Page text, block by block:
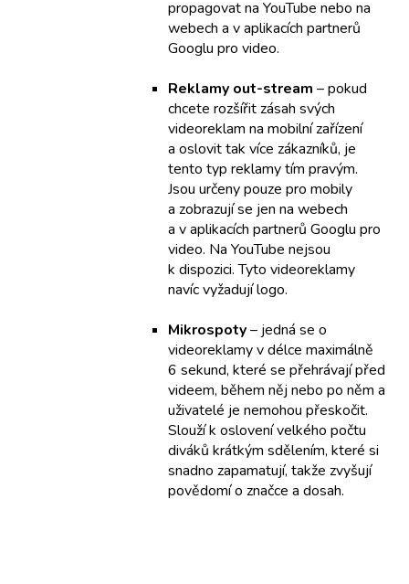
propagovat na YouTube nebo na
webech a v aplikacích partnerů
Googlu pro video.
Reklamy out-stream – pokud
chcete rozšířit zásah svých
videoreklam na mobilní zařízení
a oslovit tak více zákazníků, je
tento typ reklamy tím pravým.
Jsou určeny pouze pro mobily
a zobrazují se jen na webech
a v aplikacích partnerů Googlu pro
video. Na YouTube nejsou
k dispozici. Tyto videoreklamy
navíc vyžadují logo.
Mikrospoty– jedná se o
videoreklamy v délce maximálně
6 sekund, které se přehrávají před
videem, během něj nebo po něm a
uživatelé je nemohou přeskočit.
Slouží k oslovení velkého počtu
diváků krátkým sdělením, které si
snadno zapamatují, takže zvyšují
povědomí o značce a dosah.